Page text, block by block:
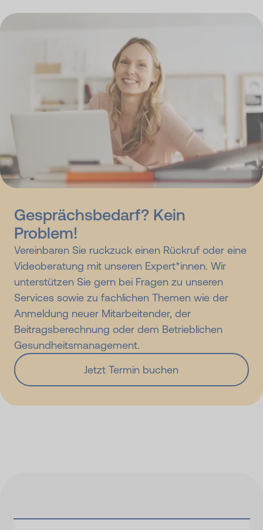
Gesprächsbedarf? Kein
Problem!
Vereinbaren Sie ruckzuck einen Rückruf oder eine
Videoberatung mit unseren Expert*innen. Wir
unterstützen Sie gern bei Fragen zu unseren
Services sowie zu fachlichen Themen wie der
Anmeldung neuer Mitarbeitender, der
Beitragsberechnung oder dem Betrieblichen
Gesundheitsmanagement.
Jetzt Termin buchen